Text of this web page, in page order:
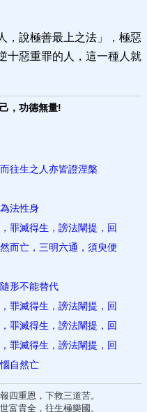
，說極善最上之法」，極惡
十惡重罪的人，這一種人就
，功德無量!
往生之人亦皆證涅槃
法性身
罪滅得生，謗法闡提，回
而亡，三明六通，須臾便
形不能替代
罪滅得生，謗法闡提，回
罪滅得生，謗法闡提，回
罪滅得生，謗法闡提，回
自然亡
四重恩，下救三道苦。
富貴全，往生極樂國。